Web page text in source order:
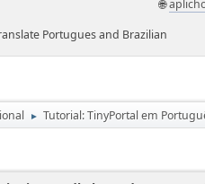
🌐
Portugues and Brazilian
► Tutorial: TinyPortal em